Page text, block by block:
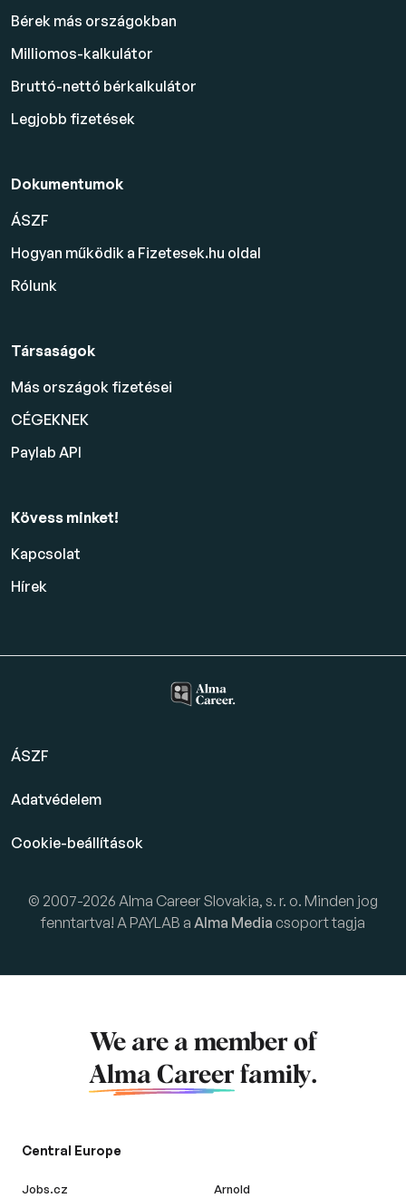
Bérek más országokban
Milliomos-kalkulátor
Bruttó-nettó bérkalkulátor
Legjobb fizetések
Dokumentumok
ÁSZF
Hogyan működik a Fizetesek.hu oldal
Rólunk
Társaságok
Más országok fizetései
CÉGEKNEK
Paylab API
Kövess minket!
Kapcsolat
Hírek
ÁSZF
Adatvédelem
Cookie-beállítások
© 2007-2026 Alma Career Slovakia, s. r. o. Minden jog
fenntartva! A PAYLAB a Alma Media csoport tagja
We are a member of
Alma Career family.
Central Europe
Jobs.cz
Arnold